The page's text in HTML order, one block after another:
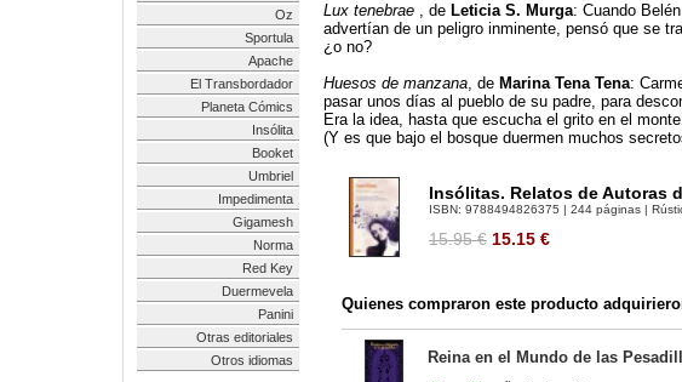
Oz
Sportula
Apache
El Transbordador
Planeta Cómics
Insólita
Booket
Umbriel
Impedimenta
Gigamesh
Norma
Red Key
Duermevela
Panini
Otras editoriales
Otros idiomas
Lux tenebrae , de Leticia S. Murga: Cuando
advertían de un peligro inminente, pensó que se
¿o no?
Huesos de manzana, de Marina Tena Tena:
pasar unos días al pueblo de su padre, para
Era la idea, hasta que escucha el grito en el
(Y es que bajo el bosque duermen muchos
Insólitas. Relatos de Autoras
ISBN: 9788494826375 | 244 páginas |
15.95 € 15.15 €
Quienes compraron este producto
Reina en el Mundo de las